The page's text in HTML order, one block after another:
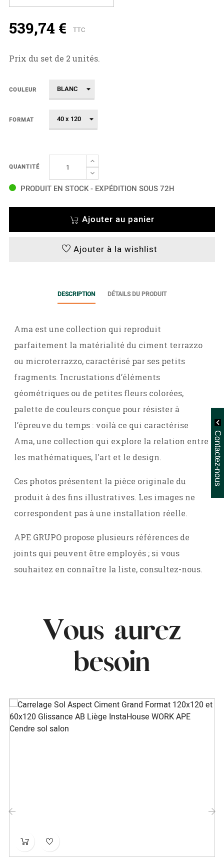
539,74 € TTC
Prix du set de 2 unités.
COULEUR
FORMAT
QUANTITÉ
PRODUIT EN STOCK - EXPÉDITION SOUS 72H
Ajouter au panier
Ajouter à la wishlist
DESCRIPTION DÉTAILS DU PRODUIT
Ama est une collection qui reproduit
parfaitement la matérialité du ciment terrazzo
ou microterrazzo, caractérisé par ses petits
fragments. Incrustations d’éléments
géométriques ou de petites fleurs colorées,
palette de couleurs conçue pour résister à
l’épreuve du temps : voilà ce qui caractérise
Ama, une collection qui explore la relation entre
les mathématiques, l'art et le design.
Ces photos présentent la pièce originale du
produit à des fins illustratives. Les images ne
correspondent pas à une installation réelle.
APE GRUPO propose plusieurs références de
joints qui peuvent être employés ; si vous
souhaitez en connaître la liste, consultez-nous.
Vous aurez
besoin
Contactez-nous